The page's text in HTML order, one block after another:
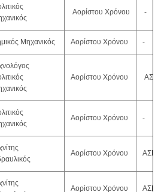
Αορίστου Χρόνου -
Μηχανικός Αορίστου Χρόνου -
Αορίστου Χρόνου ΑΣΕΠ
Αορίστου Χρόνου -
Αορίστου Χρόνου ΑΣΕΠ
Αορίστου Χρόνου ΑΣΕΠ